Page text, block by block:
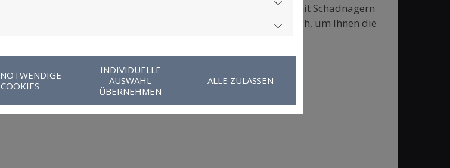
wir die direkte Kontaktaufnahme, sollten Sie Probleme mit Schadnagern
Schädlingsbestimmung gerne eine umfassende Beratung durch, um Ihnen die
COOKIES
INDIVIDUELLE
AUSWAHL
ÜBERNEHMEN
ALLE ZULASSEN